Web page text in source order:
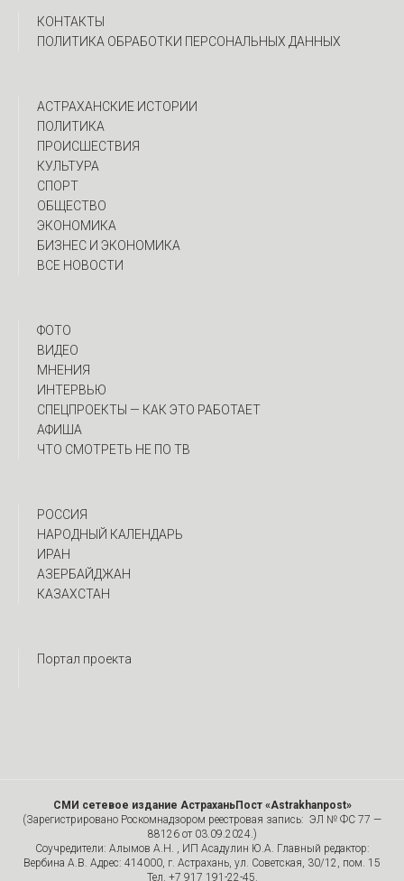
КОНТАКТЫ
ПОЛИТИКА ОБРАБОТКИ ПЕРСОНАЛЬНЫХ ДАННЫХ
АСТРАХАНСКИЕ ИСТОРИИ
ПОЛИТИКА
ПРОИСШЕСТВИЯ
КУЛЬТУРА
СПОРТ
ОБЩЕСТВО
ЭКОНОМИКА
БИЗНЕС И ЭКОНОМИКА
ВСЕ НОВОСТИ
ФОТО
ВИДЕО
МНЕНИЯ
ИНТЕРВЬЮ
CПЕЦПРОЕКТЫ — КАК ЭТО РАБОТАЕТ
АФИША
ЧТО СМОТРЕТЬ НЕ ПО ТВ
РОССИЯ
НАРОДНЫЙ КАЛЕНДАРЬ
ИРАН
АЗЕРБАЙДЖАН
КАЗАХСТАН
Портал проекта
СМИ сетевое издание АстраханьПост «Astrakhanpost»
(Зарегистрировано Роскомнадзором реестровая запись: ЭЛ № ФС 77 —
88126 от 03.09.2024.)
Соучредители: Алымов А.Н. , ИП Асадулин Ю.А. Главный редактор:
Вербина А.В. Адрес: 414000, г. Астрахань, ул. Советская, 30/12, пом. 15
Тел. +7 917 191-22-45.